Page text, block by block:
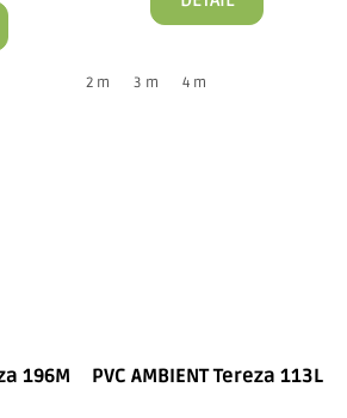
2 m 3 m 4 m
196M PVC AMBIENT Tereza 113L